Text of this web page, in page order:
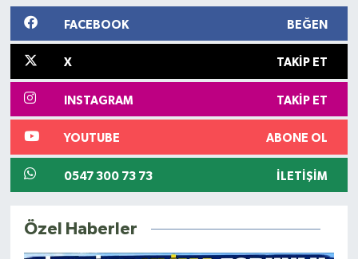
FACEBOOK BEĞEN
X TAKIP ET
INSTAGRAM TAKIP ET
YOUTUBE ABONE OL
0547 300 73 73 İLETIŞIM
Özel Haberler